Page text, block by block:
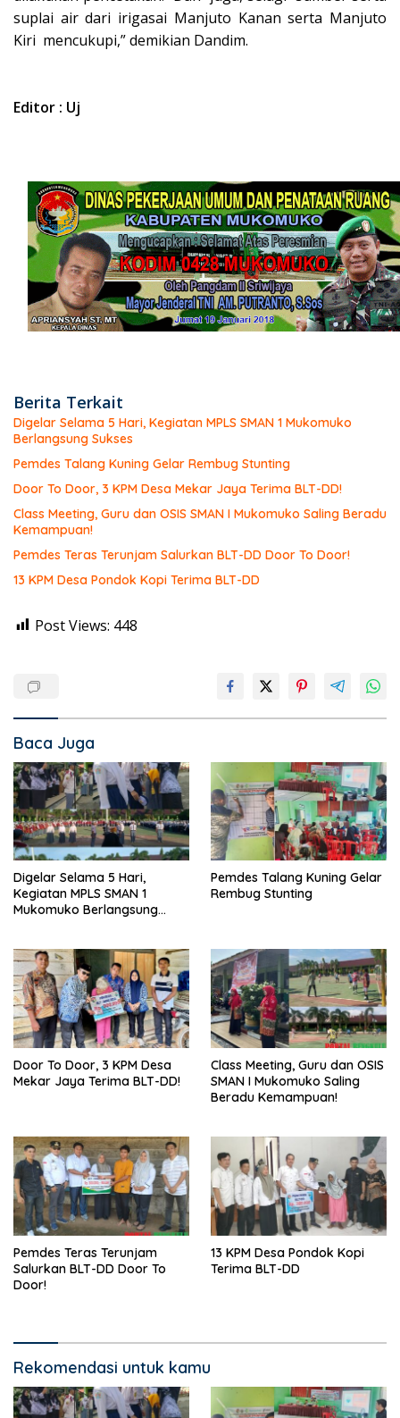
suplai air dari irigasai Manjuto Kanan serta Manjuto
Kiri mencukupi,” demikian Dandim.
Editor : Uj
Berita Terkait
Digelar Selama 5 Hari, Kegiatan MPLS SMAN 1 Mukomuko
Berlangsung Sukses
Pemdes Talang Kuning Gelar Rembug Stunting
Door To Door, 3 KPM Desa Mekar Jaya Terima BLT-DD!
Class Meeting, Guru dan OSIS SMAN I Mukomuko Saling Beradu
Kemampuan!
Pemdes Teras Terunjam Salurkan BLT-DD Door To Door!
13 KPM Desa Pondok Kopi Terima BLT-DD
Post Views: 448
Baca Juga
Digelar Selama 5 Hari,
Kegiatan MPLS SMAN 1
Mukomuko Berlangsung
Pemdes Talang Kuning Gelar
Rembug Stunting
Door To Door, 3 KPM Desa
Mekar Jaya Terima BLT-DD!
Class Meeting, Guru dan OSIS
SMAN I Mukomuko Saling
Beradu Kemampuan!
Pemdes Teras Terunjam
Salurkan BLT-DD Door To
Door!
13 KPM Desa Pondok Kopi
Terima BLT-DD
Rekomendasi untuk kamu